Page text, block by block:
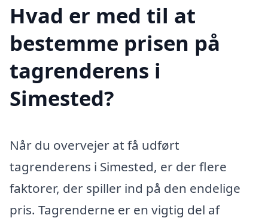
Hvad er med til at
bestemme prisen på
tagrenderens i
Simested?
Når du overvejer at få udført
tagrenderens i Simested, er der flere
faktorer, der spiller ind på den endelige
pris. Tagrenderne er en vigtig del af